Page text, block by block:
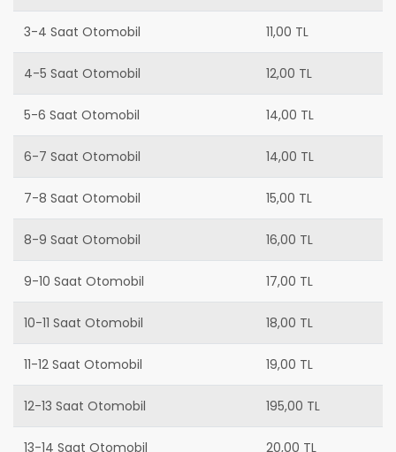
3-4 Saat Otomobil 11,00 TL
4-5 Saat Otomobil 12,00 TL
5-6 Saat Otomobil 14,00 TL
6-7 Saat Otomobil 14,00 TL
7-8 Saat Otomobil 15,00 TL
8-9 Saat Otomobil 16,00 TL
9-10 Saat Otomobil 17,00 TL
10-11 Saat Otomobil 18,00 TL
11-12 Saat Otomobil 19,00 TL
12-13 Saat Otomobil 195,00 TL
13-14 Saat Otomobil 20,00 TL